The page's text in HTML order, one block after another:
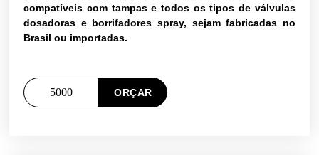
compatíveis com tampas e todos os tipos de válvulas
dosadoras e borrifadores spray, sejam fabricadas no
Brasil ou importadas.
ORÇAR